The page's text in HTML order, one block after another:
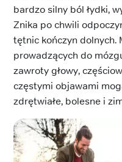
bardzo silny ból łydki,
Znika po chwili
tętnic kończyn dolnych.
prowadzących do
zawroty głowy,
częstymi objawami
zdrętwiałe, bolesne i